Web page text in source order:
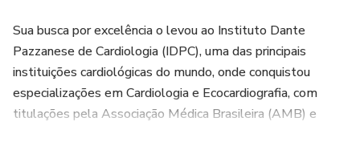
Sua busca por excelência o levou ao Instituto Dante
Pazzanese de Cardiologia (IDPC), uma das principais
instituições cardiológicas do mundo, onde conquistou
especializações em Cardiologia e Ecocardiografia, com
titulações pela Associação Médica Brasileira (AMB) e